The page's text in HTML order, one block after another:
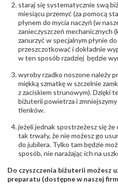
staraj się systematycznie swą
miesiącu przemyć (za pomocą
płynem do mycia naczyń (w
zanieczyszczeń mechanicznych
zanurzyć w specjalnym płynie
przeszczotkować i dokładnie
w ten sposób rzadziej będzie
wyroby rzadko noszone należy
miękką szmatkę w szczelnie
z zaciskiem strunowym). Dzięki
biżuterii powietrza i
tlenków.
jeżeli jednak spostrzeżesz się
tak trwały, że nie możesz go
do jubilera. Tylko tam będzie
sposób, nie narażając ich na
Do czyszczenia biżuterii możesz
preparatu (dostępne w naszej